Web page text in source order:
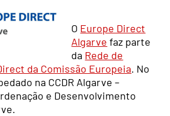
O Europe Direct
Algarve faz parte
da Rede de
da Comissão Europeia. No
na CCDR Algarve –
e Desenvolvimento